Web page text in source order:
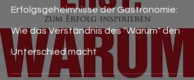
Erfolgsgeheimnisse der Gastronomie:
Wie das Verständnis des "Warum" den
Unterschied macht